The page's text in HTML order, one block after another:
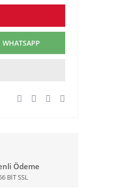
WHATSAPP
Ödeme
BİT SSL